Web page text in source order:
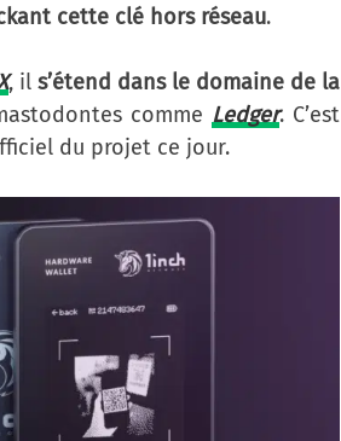
cette clé hors réseau.
, il s’étend dans le domaine de la
comme Ledger. C’est
du projet ce jour.